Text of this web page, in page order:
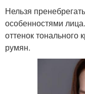
Нельзя
особенностями
оттенок
румян.